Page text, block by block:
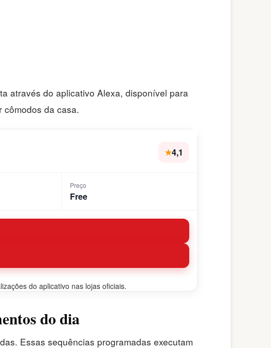
através do aplicativo Alexa, disponível para
cômodos da casa.
★4,1
Preço
Free
do aplicativo nas lojas oficiais.
do dia
Essas sequências programadas executam